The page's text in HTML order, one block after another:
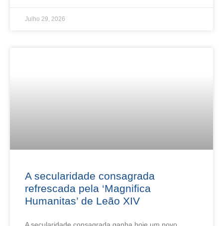
Julho 29, 2026
A secularidade consagrada
refrescada pela ‘Magnifica
Humanitas’ de Leão XIV